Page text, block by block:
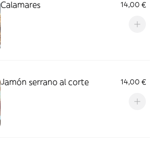
Calamares 14,00 €
Jamón serrano al corte 14,00 €